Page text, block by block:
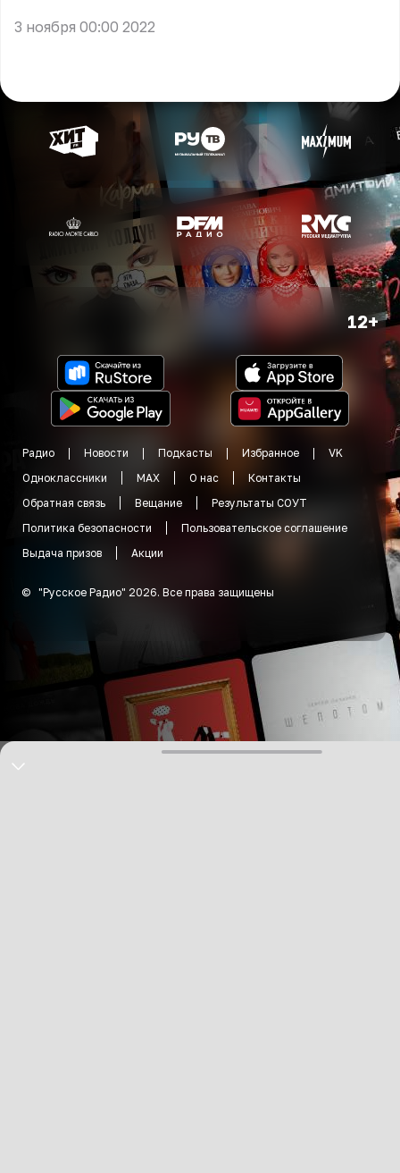
3 ноября 00:00 2022
12+
Радио Новости Подкасты Избранное
VK
Одноклассники
MAX О нас
Контакты
Обратная связь
Вещание
Результаты СОУТ
Политика безопасности
Пользовательское соглашение
Выдача призов
Акции
© "Русское Радио" 2026. Все права защищены